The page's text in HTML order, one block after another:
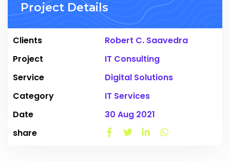
Project Details
Clients
Project
Service
Category
Date
share
Robert C. Saavedra
IT Consulting
Digital Solutions
IT Services
30 Aug 2021